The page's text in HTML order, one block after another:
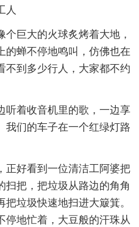
人
巨大的火球炙烤着大地，
的蝉不停地鸣叫，仿佛也在
不到多少行人，大家都不约
听着收音机里的歌，一边享
我们的车子在一个红绿灯路
正好看到一位清洁工阿婆把
扫把，把垃圾从路边的角角
垃圾快速地扫进大簸箕。
停地忙着，大豆般的汗珠从